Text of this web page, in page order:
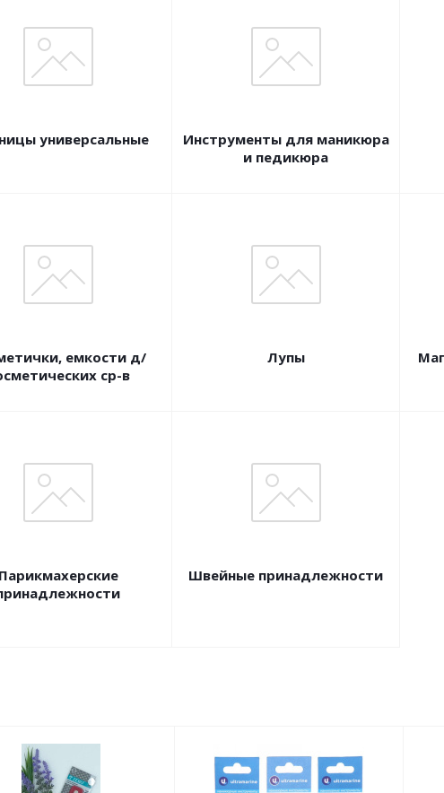
универсальные
Инструменты для маникюра
и педикюра
емкости д/
ср-в
Лупы
Парикмахерские
Швейные принадлежности